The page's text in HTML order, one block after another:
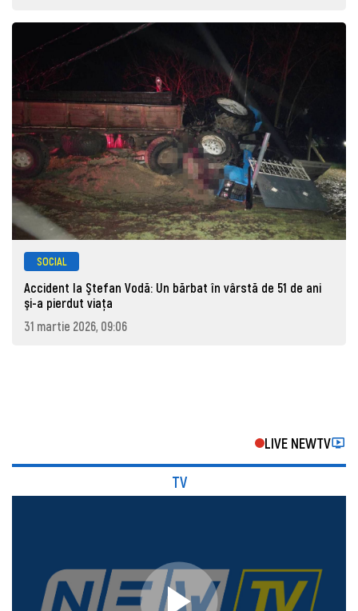
SOCIAL
Accident la Ştefan Vodă: Un bărbat în vârstă de 51 de ani
şi-a pierdut viaţa
31 martie 2026, 09:06
LIVE NEWTV
TV